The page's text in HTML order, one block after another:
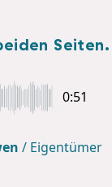
Seiten.
0:51
/ Eigentümer